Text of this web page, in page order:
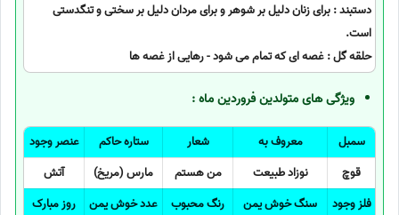
دستبند : برای زنان دلیل بر شوهر و برای مردان دلیل بر سختی و تنگدستی
است.
حلقه گل : غصه ای که تمام می شود - رهایی از غصه ها
ویژگی های متولدین فروردین ماه :
سمبل معروف به شعار ستاره حاکم
عنصر وجود
قوچ
نوزاد طبیعت من هستم مارس (مریخ)
آتش
فلز وجود
سنگ خوش یمن رنگ محبوب عدد خوش یمن
روز مبارک